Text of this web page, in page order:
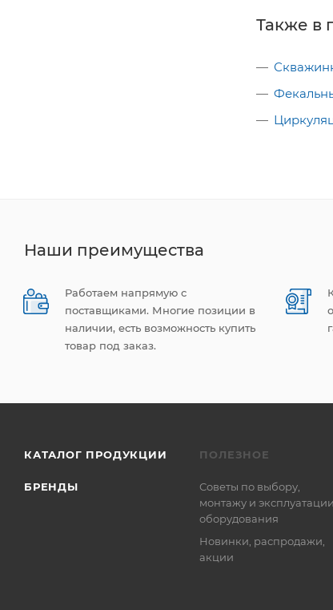
Также в
Наши преимущества
Работаем напрямую с
поставщиками. Многие позиции в
наличии, есть возможность купить
товар под заказ.
КАТАЛОГ ПРОДУКЦИИ
БРЕНДЫ
ПОЛЕЗНОЕ
Советы по выбору,
монтажу и эксплуатации
оборудования
Новинки, распродажи,
акции